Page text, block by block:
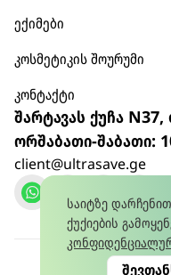
საიტზე
ქუქიების
ექიმები
კოსმეტიკის შოურუმი
კონტაქტი
შარტავას ქუჩა
ორშაბათი-შაბათი:
client@ultrasave.ge